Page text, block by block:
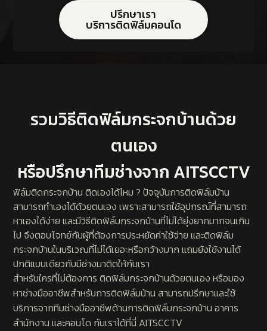
ปรึกษาเรา
บริการติดฟิล์มคอนโด
รวมวิธีติดฟิล์มกระจกบ้านด้วย
ตนเอง
หรือปรึกษาทีมช่างจาก AITSCCTV
ฟิล์มติดกระจกบ้าน ติดเองได้ไหม ? ปัจจุบันการติดฟิล์มบ้าน
สามารถทำเองได้ด้วยตนเอง เพราะสามารถใช้อุปกรณ์ที่สามารถ
หาเองได้ง่าย และมีวิธีติดฟิล์มกระจกบ้านที่ไม่ได้ยุ่งยากมากจนเกิน
ไป จึงตอบโจทย์กับผู้ที่ต้องการประหยัดค่าใช้จ่าย และติดฟิล์ม
กระจกบ้านในบริเวณที่ไม่ได้เยอะหรือกว้างมาก แถมยังใช้งานได้
ปกติแบบเดียวกับมีช่างมาติดให้กับเรา
สำหรับใครที่ไม่ต้องการ ติดฟิล์มกระจกบ้านด้วยตนเอง หรือมอง
หาช่างมืออาชีพสำหรับการติดฟิล์มบ้าน สามารถปรึกษาและใช้
บริการจากทีมช่างมืออาชีพด้านการติดฟิล์มกระจกบ้าน อาคาร
สำนักงาน และคอนโด กับเราได้ที่นี่ AITSCCTV